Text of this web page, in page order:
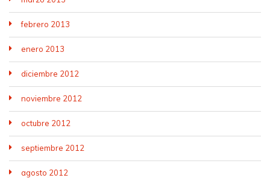
febrero 2013
enero 2013
diciembre 2012
noviembre 2012
octubre 2012
septiembre 2012
agosto 2012